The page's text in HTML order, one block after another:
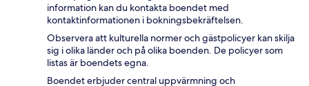
information kan du kontakta boendet med
kontaktinformationen i bokningsbekräftelsen.
Observera att kulturella normer och gästpolicyer kan skilja
sig i olika länder och på olika boenden. De policyer som
listas är boendets egna.
Boendet erbjuder central uppvärmning och